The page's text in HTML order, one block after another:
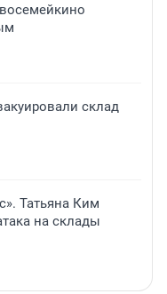
склад
Татьяна Ким
на склады